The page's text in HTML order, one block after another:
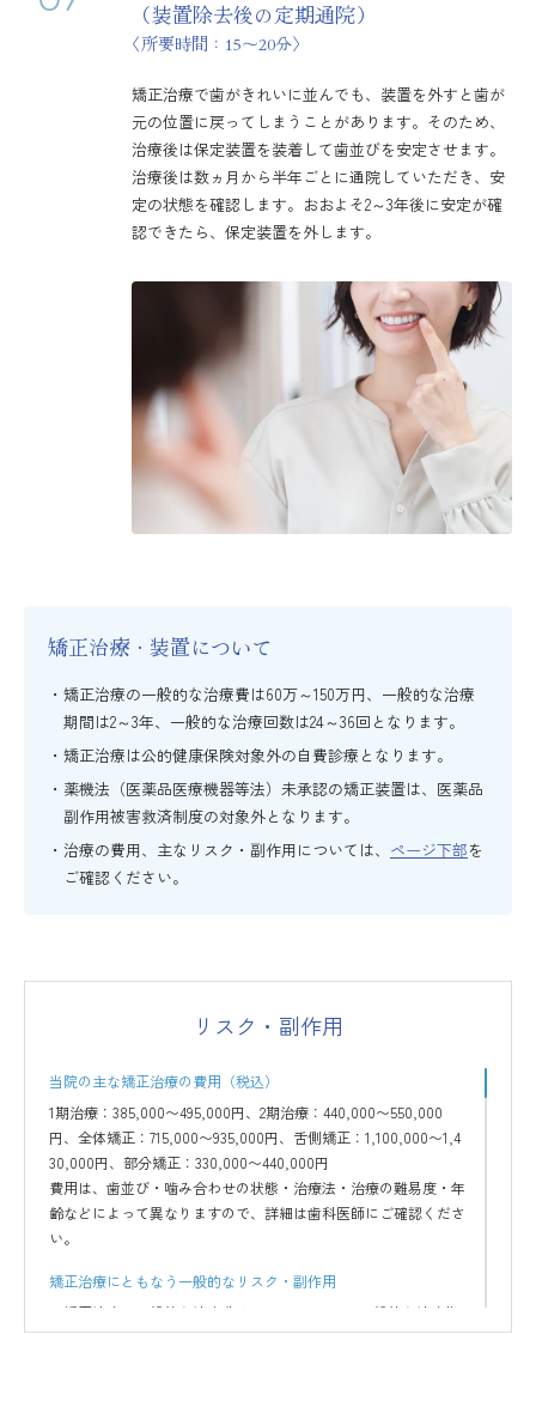
（装置除去後の定期通院）
〈所要時間：15〜20分〉
矯正治療で歯がきれいに並んでも、装置を外すと歯が
元の位置に戻ってしまうことがあります。そのため、
治療後は保定装置を装着して歯並びを安定させます。
治療後は数ヵ月から半年ごとに通院していただき、安
定の状態を確認します。おおよそ2～3年後に安定が確
認できたら、保定装置を外します。
矯正治療・装置について
矯正治療の一般的な治療費は60万～150万円、一般的な治療
期間は2～3年、一般的な治療回数は24～36回となります。
矯正治療は公的健康保険対象外の自費診療となります。
薬機法（医薬品医療機器等法）未承認の矯正装置は、医薬品
副作用被害救済制度の対象外となります。
治療の費用、主なリスク・副作用については、 ページ下部を
ご確認ください。
リスク・副作用
当院の主な矯正治療の費用（税込）
1期治療：385,000〜495,000円、2期治療：440,000〜550,000
円、全体矯正：715,000〜935,000円、舌側矯正：1,100,000〜1,4
30,000円、部分矯正：330,000〜440,000円
費用は、歯並び・噛み合わせの状態・治療法・治療の難易度・年
齢などによって異なりますので、詳細は歯科医師にご確認くださ
い。
矯正治療にともなう一般的なリスク・副作用
矯正治療の一般的な治療費は60万～150万円、一般的な治療期
間は2～3年、一般的な治療回数は24～36回となります。使用す